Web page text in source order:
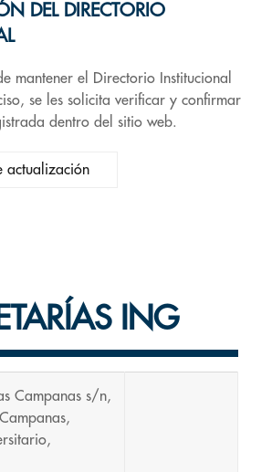
DEL DIRECTORIO
mantener el Directorio Institucional
se les solicita verificar y confirmar
dentro del sitio web.
actualización
ING
Campanas s/n,